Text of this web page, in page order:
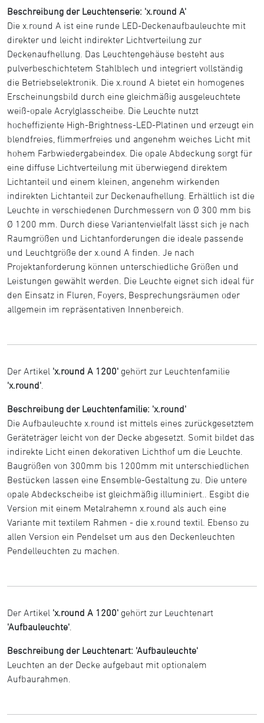
Beschreibung der Leuchtenserie: 'x.round A'
Die x.round A ist eine runde LED-Deckenaufbauleuchte mit
direkter und leicht indirekter Lichtverteilung zur
Deckenaufhellung. Das Leuchtengehäuse besteht aus
pulverbeschichtetem Stahlblech und integriert vollständig
die Betriebselektronik. Die x.round A bietet ein homogenes
Erscheinungsbild durch eine gleichmäßig ausgeleuchtete
weiß-opale Acrylglasscheibe. Die Leuchte nutzt
hocheffiziente High-Brightness-LED-Platinen und erzeugt ein
blendfreies, flimmerfreies und angenehm weiches Licht mit
hohem Farbwiedergabeindex. Die opale Abdeckung sorgt für
eine diffuse Lichtverteilung mit überwiegend direktem
Lichtanteil und einem kleinen, angenehm wirkenden
indirekten Lichtanteil zur Deckenaufhellung. Erhältlich ist die
Leuchte in verschiedenen Durchmessern von Ø 300 mm bis
Ø 1200 mm. Durch diese Variantenvielfalt lässt sich je nach
Raumgrößen und Lichtanforderungen die ideale passende
und Leuchtgröße der x.ound A finden. Je nach
Projektanforderung können unterschiedliche Größen und
Leistungen gewählt werden. Die Leuchte eignet sich ideal für
den Einsatz in Fluren, Foyers, Besprechungsräumen oder
allgemein im repräsentativen Innenbereich.
Der Artikel 'x.round A 1200' gehört zur Leuchtenfamilie
'x.round'
Beschreibung der Leuchtenfamilie: 'x.round'
Die Aufbauleuchte x.round ist mittels eines zurückgesetztem
Geräteträger leicht von der Decke abgesetzt. Somit bildet das
indirekte Licht einen dekorativen Lichthof um die Leuchte.
Baugrößen von 300mm bis 1200mm mit unterschiedlichen
Bestücken lassen eine Ensemble-Gestaltung zu. Die untere
opale Abdeckscheibe ist gleichmäßig illuminiert.. Esgibt die
Version mit einem Metalrahemn x.round als auch eine
Variante mit textilem Rahmen - die x.round textil. Ebenso zu
allen Version ein Pendelset um aus den Deckenleuchten
Pendelleuchten zu machen.
Der Artikel 'x.round A 1200' gehört zur Leuchtenart
'Aufbauleuchte'
Beschreibung der Leuchtenart: 'Aufbauleuchte'
Leuchten an der Decke aufgebaut mit optionalem
Aufbaurahmen.